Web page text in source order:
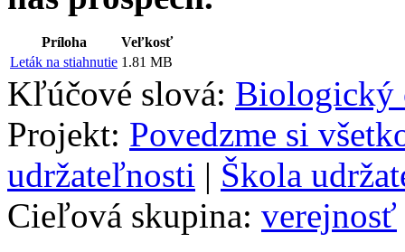
Príloha
Veľkosť
Leták na stiahnutie 1.81 MB
Kľúčové slová: Biologický
Projekt: Povedzme si
udržateľnosti | Škola
Cieľová skupina: verejnosť